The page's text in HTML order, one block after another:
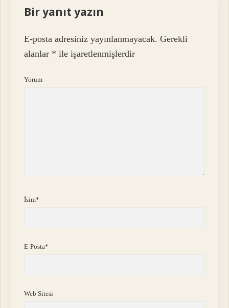
Bir yanıt yazın
E-posta adresiniz yayınlanmayacak. Gerekli
alanlar * ile işaretlenmişlerdir
Yorum
İsim*
E-Posta*
Web Sitesi